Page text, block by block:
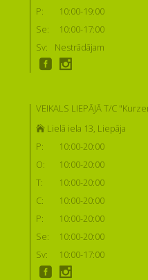
P:
10:00-19:00
Se:
10:00-17:00
Sv:
Nestrādājam
VEIKALS LIEPĀJĀ T/C
Lielā iela 13, Liepāja
P:
10:00-20:00
O:
10:00-20:00
T:
10:00-20:00
C:
10:00-20:00
P:
10:00-20:00
Se:
10:00-20:00
Sv:
10:00-17:00